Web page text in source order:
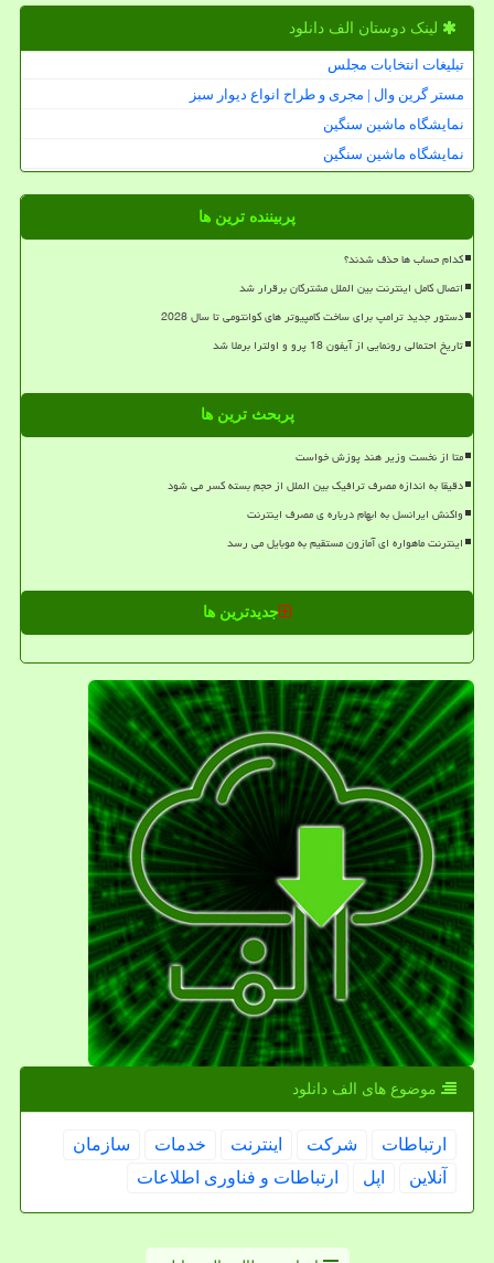
لینک دوستان الف دانلود
تبلیغات انتخابات مجلس
مستر گرین وال | مجری و طراح انواع دیوار سبز
نمایشگاه ماشین سنگین
نمایشگاه ماشین سنگین
پربیننده ترین ها
کدام حساب ها حذف شدند؟
اتصال کامل اینترنت بین الملل مشترکان برقرار شد
دستور جدید ترامپ برای ساخت کامپیوتر های کوانتومی تا سال 2028
تاریخ احتمالی رونمایی از آیفون 18 پرو و اولترا برملا شد
پربحث ترین ها
متا از نخست وزیر هند پوزش خواست
دقیقا به اندازه مصرف ترافیک بین الملل از حجم بسته کسر می شود
واکنش ایرانسل به ابهام درباره ی مصرف اینترنت
اینترنت ماهواره ای آمازون مستقیم به موبایل می رسد
جدیدترین ها
موضوع های الف دانلود
ارتباطات شركت اینترنت خدمات
سازمان
آنلاین
اپل ارتباطات و فناوری اطلاعات